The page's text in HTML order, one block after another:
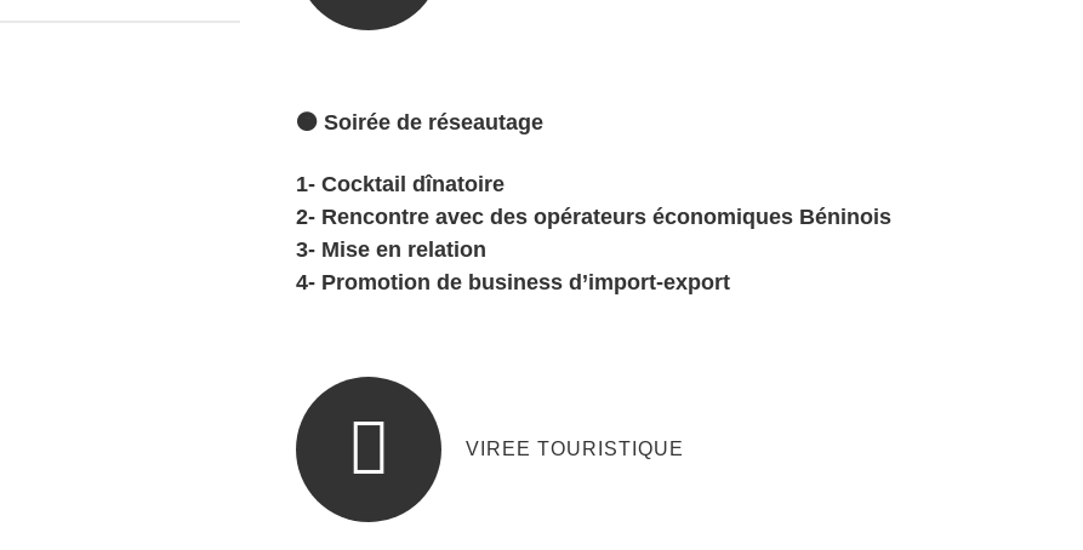
🟠 Soirée de réseautage
1- Cocktail dînatoire
2- Rencontre avec des opérateurs économiques Béninois
3- Mise en relation
4- Promotion de business d’import-export
VIREE TOURISTIQUE